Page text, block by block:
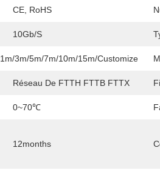
CE, RoHS
10Gb/s
1m/3m/5m/7m/10m/15m/customize
Réseau De FTTH FTTB FTTX
0~70℃
12months